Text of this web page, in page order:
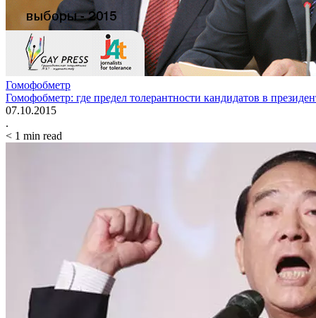
Гомофобметр
Гомофобметр: где предел толерантности кандидатов в
07.10.2015
.
< 1 min read